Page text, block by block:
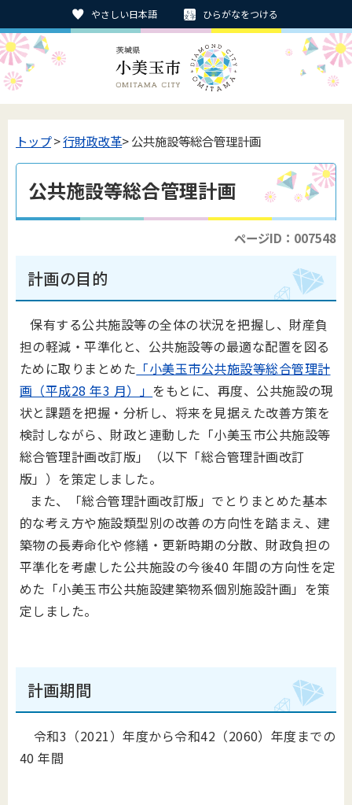
やさしい日本語 ひらがなをつける
トップ>行財政改革> 公共施設等総合管理計画
公共施設等総合管理計画
ページID：007548
計画の目的
保有する公共施設等の全体の状況を把握し、財産負
担の軽減・平準化と、公共施設等の最適な配置を図る
ために取りまとめた 「小美玉市公共施設等総合管理計
画（平成28 年3 月）」 をもとに、再度、公共施設の現
状と課題を把握・分析し、将来を見据えた改善方策を
検討しながら、財政と連動した「小美玉市公共施設等
総合管理計画改訂版」（以下「総合管理計画改訂
版」）を策定しました。
また、「総合管理計画改訂版」でとりまとめた基本
的な考え方や施設類型別の改善の方向性を踏まえ、建
築物の長寿命化や修繕・更新時期の分散、財政負担の
平準化を考慮した公共施設の今後40 年間の方向性を定
めた「小美玉市公共施設建築物系個別施設計画」を策
定しました。
計画期間
令和3（2021）年度から令和42（2060）年度までの
40 年間